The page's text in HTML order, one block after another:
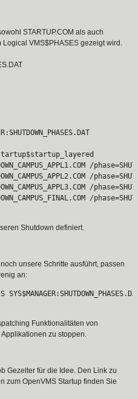
STARTUP.COM als auch
Logical VMS$PHASES gezeigt wird.
/
/
/
/
Shutdown definiert.
unsere Schritte ausführt, passen
an:
Funktionalitäten von
Applikationen zu stoppen.
Gezelter für die Idee. Den Link zu
zum OpenVMS Startup finden Sie